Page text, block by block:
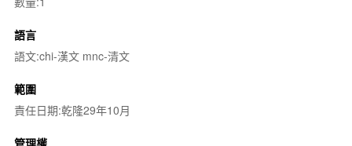
語言
語文:chi-漢文 mnc-清文
範圍
責任日期:乾隆29年10月
管理權